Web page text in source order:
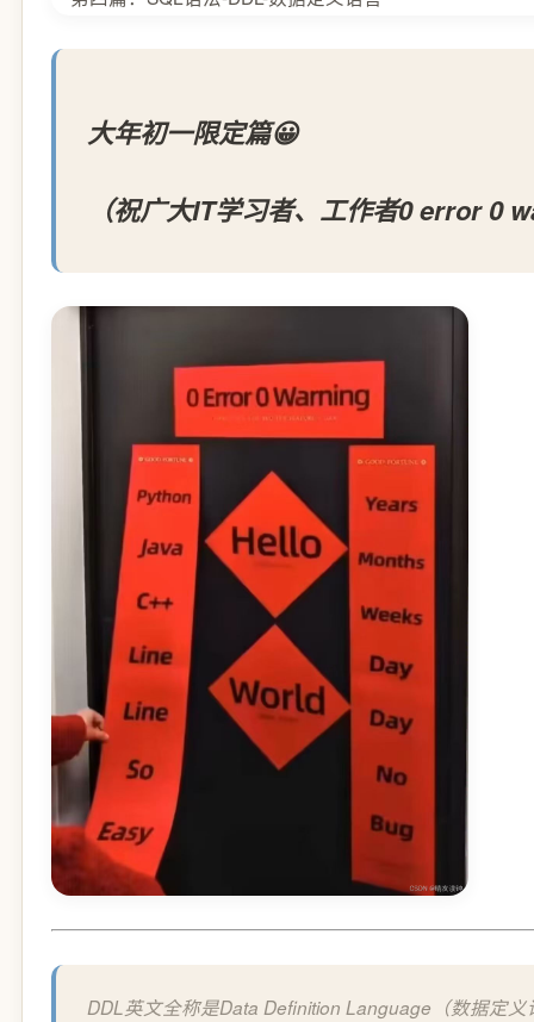
大年初一限定篇😀
（祝广大IT学习者、工作者0 error 0
DDL英文全称是Data Definition Language（数据定